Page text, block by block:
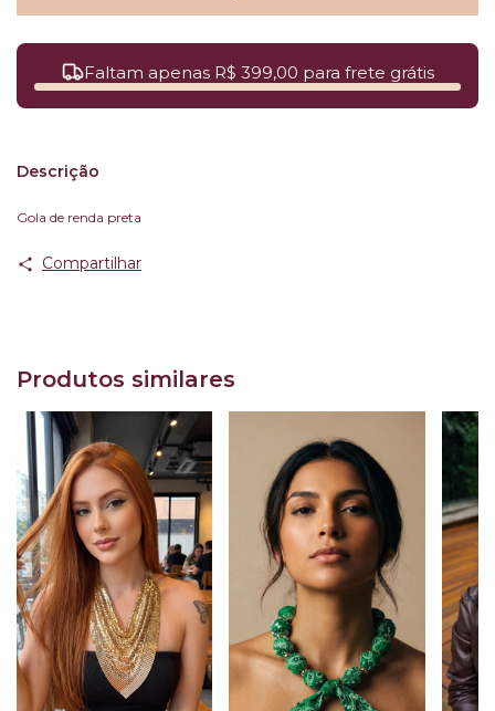
Faltam apenas R$ 399,00 para frete grátis
Descrição
Gola de renda preta
Compartilhar
Produtos similares